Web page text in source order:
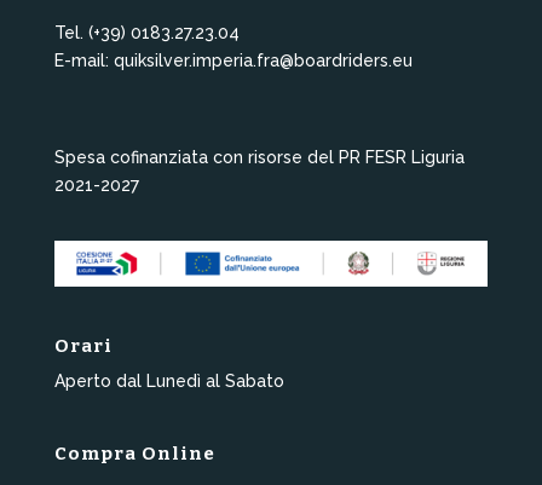
Tel. (+39) 0183.27.23.04
E-mail: quiksilver.imperia.fra@boardriders.eu
Spesa cofinanziata con risorse del PR FESR Liguria
2021-2027
Orari
Aperto dal Lunedì al Sabato
Compra Online